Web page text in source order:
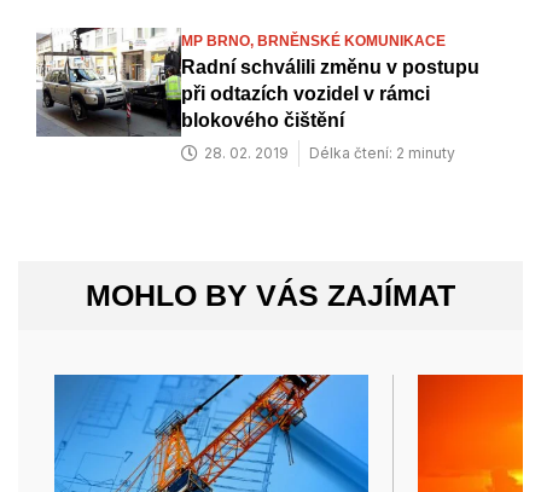
MP BRNO, BRNĚNSKÉ KOMUNIKACE
Radní schválili změnu v postupu
při odtazích vozidel v rámci
blokového čištění
28. 02. 2019 Délka čtení: 2 minuty
MOHLO BY VÁS ZAJÍMAT